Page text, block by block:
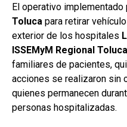
El operativo implementado
Toluca para retirar
exterior de los hospitales
ISSEMyM Regional Toluca
familiares de pacientes,
acciones se realizaron sin
quienes permanecen
personas hospitalizadas.